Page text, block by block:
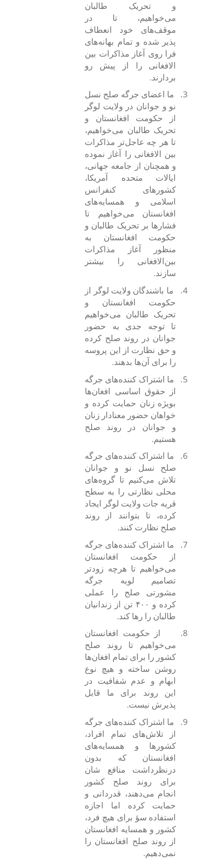
و تحریک طالبان
می‌خواهیم، تا در
موقف‌های خود انعطاف
پذیر شده و تمام بهانه‌های
فرا روی آغاز مذاکرات بین
الافغانی را از پیش رو
بردارند.
3.
ما اعضای جرگه صلح نسل
نو و جوانان در ولایت لوگر
از حکومت افغانستان و
تحریک طالبان می‌خواهیم،
تا هر چه عاجل‌تر مذاکرات
بین الافغانی را آغاز نموده
و همچنان از جامعه جهانی،
ایالات متحده آمریکا،
کشورهای کنفرانس
اسلامی و همسایه‌های
افغانستان می‌خواهیم تا
فشارها بر تحریک طالبان و
حکومت افغانستان به
منظور آغاز مذاکرات
بین‌الافغانی را بیشتر
سازند.
4.
ما باشندگان ولایت لوگر از
حکومت افغانستان و
تحریک طالبان می‌خواهیم
تا توجه جدی به حضور
جوانان در روند صلح کرده
و حق نظارت از این پروسه
را برای آن‌ها بدهند.
5. ما اشتراک کنندههای جرگه
از حقوق اساسی افغان‌ها
بویژه زنان حمایت کرده و
خواهان حضور معنادار زنان
و جوانان در روند صلح
هستیم.
6. ما اشتراک کنندههای جرگه
صلح نسل نو و جوانان
تلاش می‌کنیم تا گروه‌های
محلی نظارتی را به سطح
قریه جات ولایت لوگر ایجاد
کرده، تا بتوانند از روند
صلح نظارت کنند.
7. ما اشتراک کنندههای جرگه
از حکومت افغانستان
می‌خواهیم تا هرچه زودتر
تصامیم لویه جرگه
مشورتی صلح را عملی
کرده و ۴۰۰ تن از زندانیان
طالبان را رها کند.
8.
از حکومت افغانستان
می‌خواهیم تا روند صلح
کشور را برای تمام افغان‌ها
روشن ساخته و هیچ نوع
ابهام و عدم شفافیت در
این روند برای ما قابل
پذیرش نیست.
9. ما اشتراک کنندههای جرگه
از تلاش‌های تمام افراد،
کشورها و همسایه‌های
افغانستان که بدون
درنظرداشت منافع شان
برای روند صلح کشور
انجام می‌دهند، قدردانی و
حمایت کرده اما اجازه
استفاده سؤ برای هیچ فرد،
کشور و همسایه افغانستان
از روند صلح افغانستان را
نمی‌دهیم.